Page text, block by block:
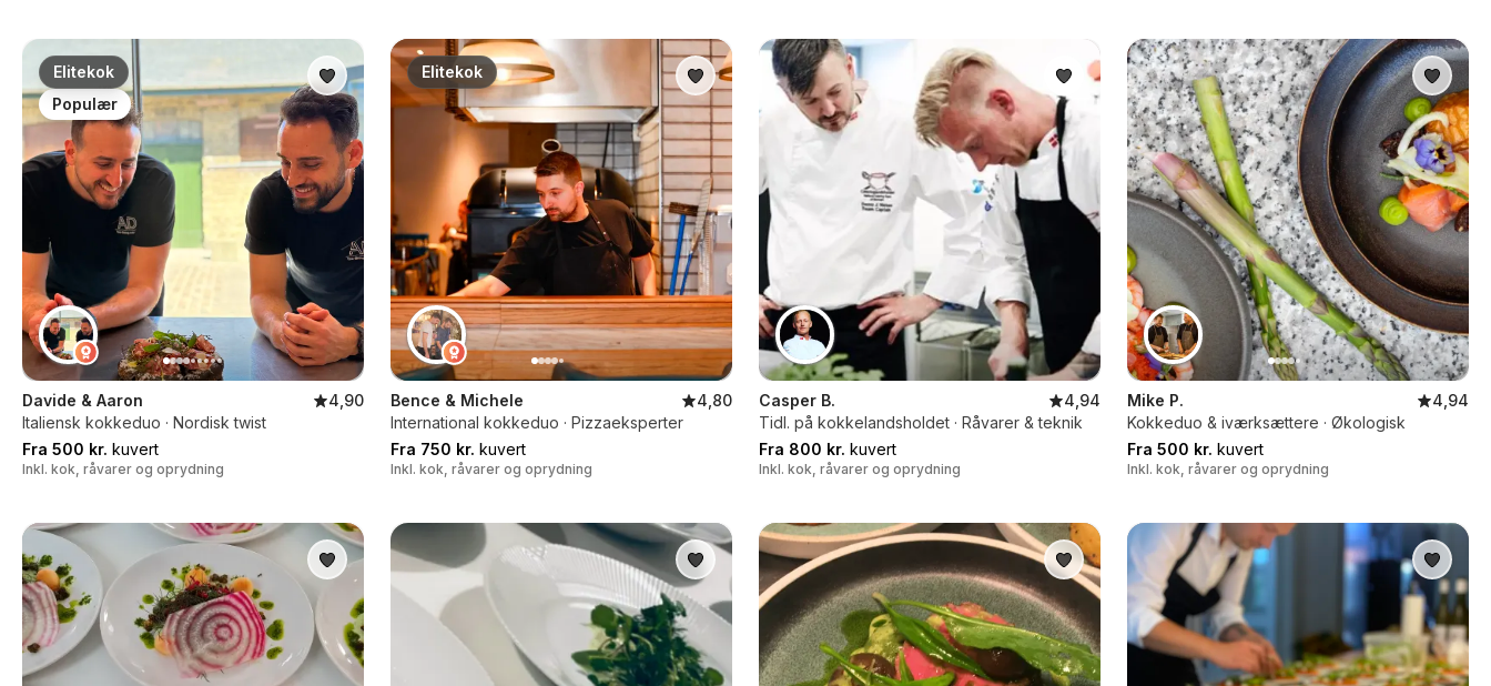
Elitekok
Populær
Davide & Aaron
4,90
Italiensk kokkeduo · Nordisk twist
Fra 500 kr. kuvert
Inkl. kok, råvarer og oprydning
Elitekok
Bence & Michele
4,80
International kokkeduo · Pizzaeksperter
Fra 750 kr. kuvert
Inkl. kok, råvarer og oprydning
Casper B.
4,94
Tidl. på kokkelandsholdet · Råvarer & teknik
Fra 800 kr. kuvert
Inkl. kok, råvarer og oprydning
Mike P.
4,94
Kokkeduo & iværksættere · Økologisk
Fra 500 kr. kuvert
Inkl. kok, råvarer og oprydning